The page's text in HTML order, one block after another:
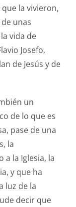
la vivieron,
unas
vida de
Josefo,
de Jesús y de
un
de lo que es
pase de una
la
a la Iglesia, la
y que ha
luz de la
decir que